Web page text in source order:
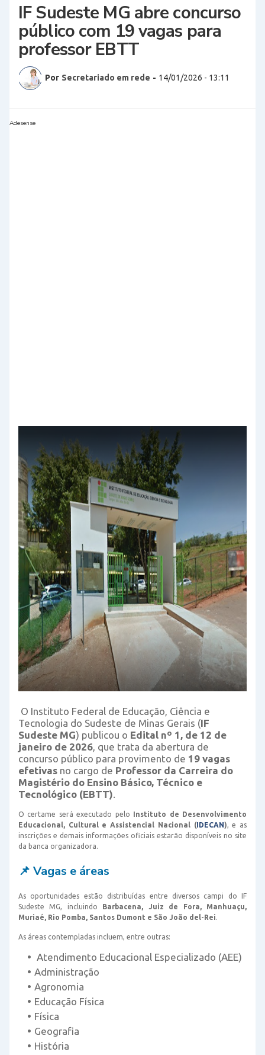
IF Sudeste MG abre concurso
público com 19 vagas para
professor EBTT
Por Secretariado em rede - 14/01/2026 - 13:11
Adesense
O Instituto Federal de Educação, Ciência e
Tecnologia do Sudeste de Minas Gerais (IF
Sudeste MG) publicou o Edital nº 1, de 12 de
janeiro de 2026 , que trata da abertura de
concurso público para provimento de 19 vagas
efetivas no cargo de Professor da Carreira do
Magistério do Ensino Básico, Técnico e
Tecnológico (EBTT)
O certame será executado pelo Instituto de Desenvolvimento
Educacional, Cultural e Assistencial Nacional (IDECAN) , e as
inscrições e demais informações oficiais estarão disponíveis no site
da banca organizadora.
📌 Vagas e áreas
As oportunidades estão distribuídas entre diversos campi do IF
Sudeste MG, incluindo Barbacena, Juiz de Fora, Manhuaçu,
Muriaé, Rio Pomba, Santos Dumont e São João del-Rei
As áreas contempladas incluem, entre outras:
Atendimento Educacional Especializado (AEE)
Administração
Agronomia
Educação Física
Física
Geografia
História